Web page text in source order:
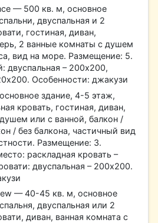
— 500 кв. м, основное
двуспальная и 2
гостиная, диван,
2 ванные комнаты с душем
вид на море. Размещение: 5.
двуспальная – 200х200,
Особенности: джакузи
здание, 4-5 этаж,
кровать, гостиная, диван,
или с ванной, балкон /
/ без балкона, частичный вид
Размещение: 3.
раскладная кровать –
двуспальная – 200х200.
— 40-45 кв. м, основное
двуспальная или 2
диван, ванная комната с